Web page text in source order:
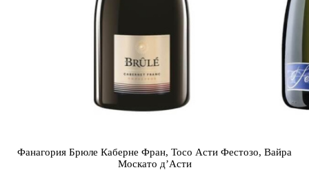
Фанагория Брюле Каберне Фран, Тосо Асти Фестозо, Вайра
Москато д’Асти